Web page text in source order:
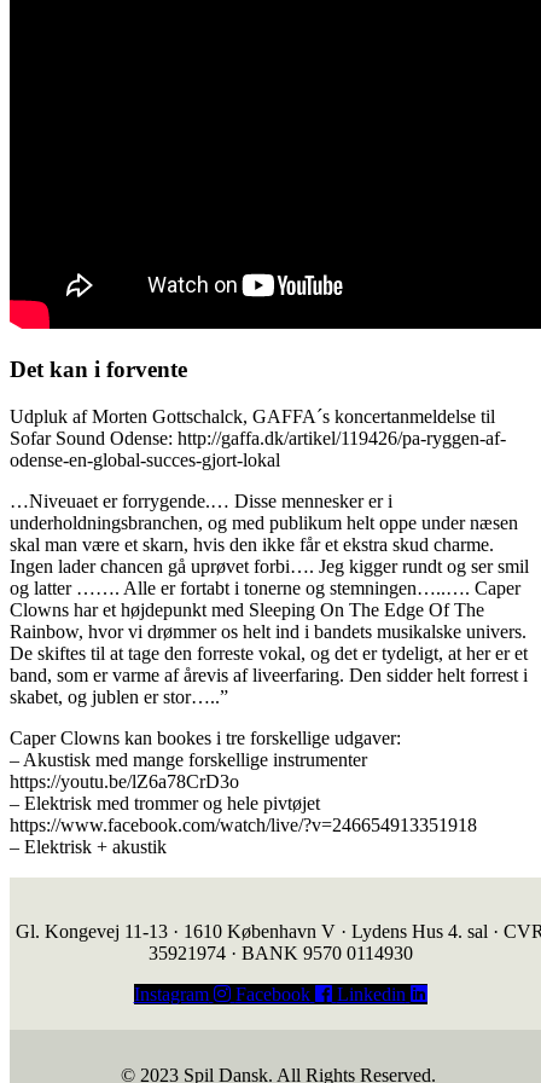
Det kan i forvente
Udpluk af Morten Gottschalck, GAFFA´s koncertanmeldelse til
Sofar Sound Odense: http://gaffa.dk/artikel/119426/pa-ryggen-af-
odense-en-global-succes-gjort-lokal
…Niveuaet er forrygende.… Disse mennesker er i
underholdningsbranchen, og med publikum helt oppe under næsen
skal man være et skarn, hvis den ikke får et ekstra skud charme.
Ingen lader chancen gå uprøvet forbi…. Jeg kigger rundt og ser smil
og latter ……. Alle er fortabt i tonerne og stemningen…..…. Caper
Clowns har et højdepunkt med Sleeping On The Edge Of The
Rainbow, hvor vi drømmer os helt ind i bandets musikalske univers.
De skiftes til at tage den forreste vokal, og det er tydeligt, at her er et
band, som er varme af årevis af liveerfaring. Den sidder helt forrest i
skabet, og jublen er stor…..”
Caper Clowns kan bookes i tre forskellige udgaver:
– Akustisk med mange forskellige instrumenter
https://youtu.be/lZ6a78CrD3o
– Elektrisk med trommer og hele pivtøjet
https://www.facebook.com/watch/live/?v=246654913351918
– Elektrisk + akustik
Gl. Kongevej 11-13 · 1610 København V · Lydens Hus 4. sal ·
35921974 · BANK 9570 0114930
Instagram
Facebook Linkedin
© 2023 Spil Dansk. All Rights Reserved.